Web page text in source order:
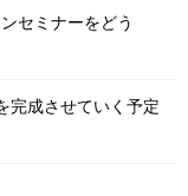
セミナーをどう
完成させていく予定